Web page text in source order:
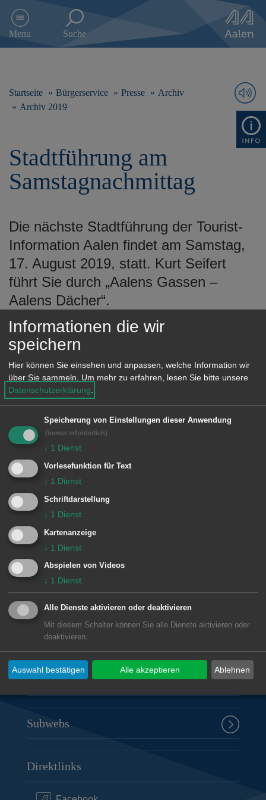
e
Menu Suche
Startseite Bürgerservice Presse
Archiv
Archiv 2019
Stadtführung am
Samstagnachmittag
Die nächste Stadtführung der Tourist-
Information Aalen findet am Samstag,
17. August 2019, statt. Kurt Seifert
führt Sie durch „Aalens Gassen –
Aalens Dächer“.
Treffpunkt ist um 14.30 Uhr vor der
Tourist-Information, Reichsstädter
Straße 1. Gäste und Einheimische sind
herzlich willkommen, eine
Voranmeldung ist nicht erforderlich.
Kostenbeitrag: Erwachsene vier Euro,
Kinder zwei Euro.
© Stadt Aalen, 15.08.2019
Unsere Anschrift
Rathaus Aalen
73430
Aalen
07361 52-0
Öffnungszeiten Rathaus Aalen
Subwebs
Direktlinks
Informationen die wir
speichern
Hier können Sie einsehen und anpassen, welche Information wir
über Sie sammeln. Um mehr zu erfahren, lesen Sie bitte unsere
Datenschutzerklärung.
Speicherung von Einstellungen dieser Anwendung
(immer erforderlich)
↓ 1 Dienst
Vorlesefunktion für Text
↓ 1 Dienst
Schriftdarstellung
↓ 1 Dienst
Kartenanzeige
↓ 1 Dienst
Abspielen von Videos
↓ 1 Dienst
Alle Dienste aktivieren oder deaktivieren
Mit diesem Schalter können Sie alle Dienste aktivieren oder
deaktivieren.
Ablehnen
Auswahl bestätigen Alle akzeptieren